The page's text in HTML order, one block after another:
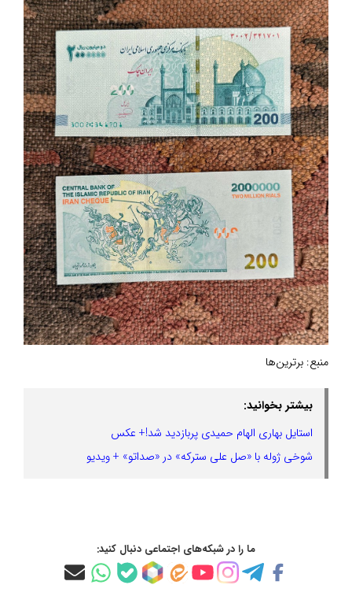
منبع: برترین‌ها
بیشتر بخوانید:
استایل بهاری الهام حمیدی پربازدید شد!+ عکس
شوخی ژوله با «صل علی سترکه» در «صداتو» + ویدیو
ما را در شبکه‌های اجتماعی دنبال کنید: